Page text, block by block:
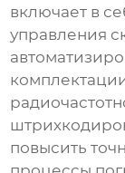
включает в
управления
повысить